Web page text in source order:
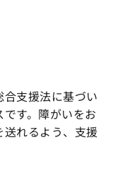
支援法に基づい
す。障がいをお
れるよう、支援